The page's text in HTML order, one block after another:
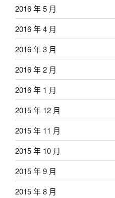
2016 年 5 月
2016 年 4 月
2016 年 3 月
2016 年 2 月
2016 年 1 月
2015 年 12 月
2015 年 11 月
2015 年 10 月
2015 年 9 月
2015 年 8 月